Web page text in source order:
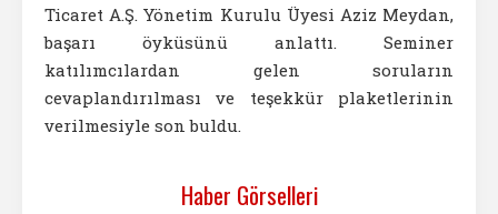
Ticaret A.Ş. Yönetim Kurulu Üyesi Aziz Meydan,
başarı öyküsünü anlattı. Seminer
katılımcılardan gelen soruların
cevaplandırılması ve teşekkür plaketlerinin
verilmesiyle son buldu.
Haber Görselleri